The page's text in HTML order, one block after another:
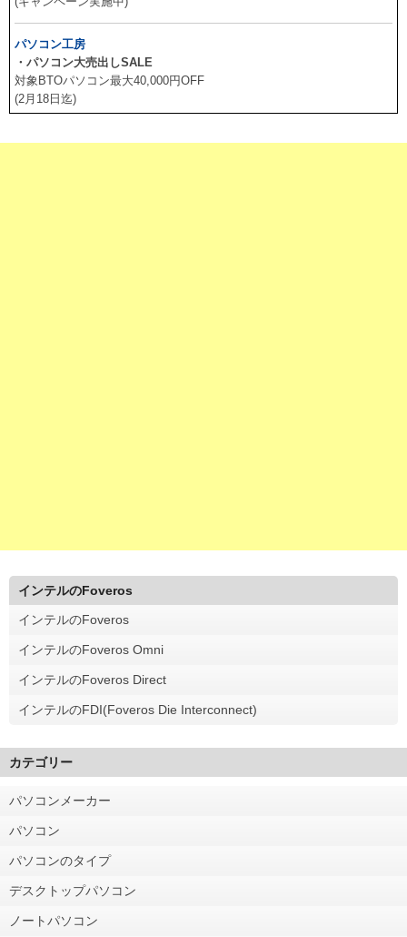
パソコン工房
・パソコン大売出しSALE
対象BTOパソコン最大40,000円OFF
(2月18日迄)
インテルのFoveros
インテルのFoveros
インテルのFoveros Omni
インテルのFoveros Direct
インテルのFDI(Foveros Die Interconnect)
カテゴリー
パソコンメーカー
パソコン
パソコンのタイプ
デスクトップパソコン
ノートパソコン